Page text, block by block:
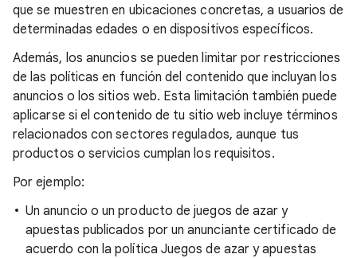
que se muestren en ubicaciones concretas, a usuarios de
determinadas edades o en dispositivos específicos.
Además, los anuncios se pueden limitar por restricciones
de las políticas en función del contenido que incluyan los
anuncios o los sitios web. Esta limitación también puede
aplicarse si el contenido de tu sitio web incluye términos
relacionados con sectores regulados, aunque tus
productos o servicios cumplan los requisitos.
Por ejemplo:
Un anuncio o un producto de juegos de azar y
apuestas publicados por un anunciante certificado de
acuerdo con la política Juegos de azar y apuestas